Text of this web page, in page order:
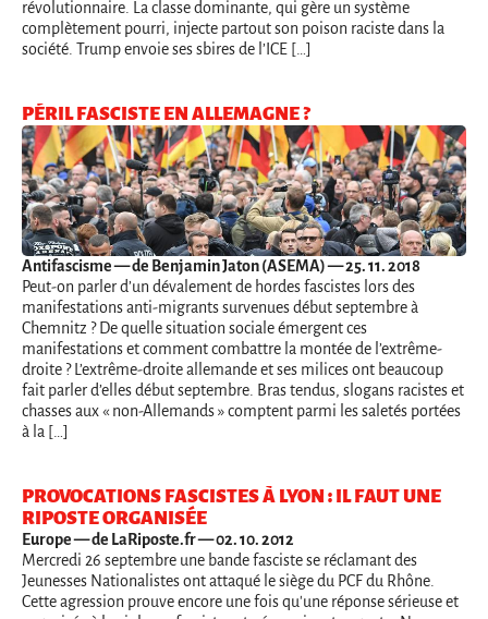
révolutionnaire. La classe dominante, qui gère un système
complètement pourri, injecte partout son poison raciste dans la
société. Trump envoie ses sbires de l’ICE […]
PÉRIL FASCISTE EN ALLEMAGNE ?
Antifascisme— de Benjamin Jaton (ASEMA) — 25. 11. 2018
Peut-on parler d’un dévalement de hordes fascistes lors des
manifestations anti-migrants survenues début septembre à
Chemnitz ? De quelle situation sociale émergent ces
manifestations et comment combattre la montée de l’extrême-
droite ? L’extrême-droite allemande et ses milices ont beaucoup
fait parler d’elles début septembre. Bras tendus, slogans racistes et
chasses aux « non-Allemands » comptent parmi les saletés portées
à la […]
PROVOCATIONS FASCISTES À LYON : IL FAUT UNE
RIPOSTE ORGANISÉE
Europe— de LaRiposte.fr — 02. 10. 2012
Mercredi 26 septembre une bande fasciste se réclamant des
Jeunesses Nationalistes ont attaqué le siège du PCF du Rhône.
Cette agression prouve encore une fois qu'une réponse sérieuse et